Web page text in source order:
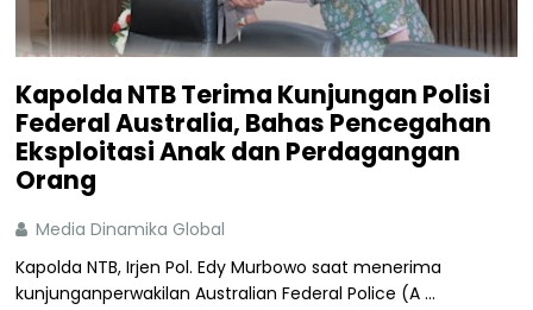
Kapolda NTB Terima Kunjungan Polisi
Federal Australia, Bahas Pencegahan
Eksploitasi Anak dan Perdagangan
Orang
Media Dinamika Global
Kapolda NTB, Irjen Pol. Edy Murbowo saat menerima
kunjunganperwakilan Australian Federal Police (A ...